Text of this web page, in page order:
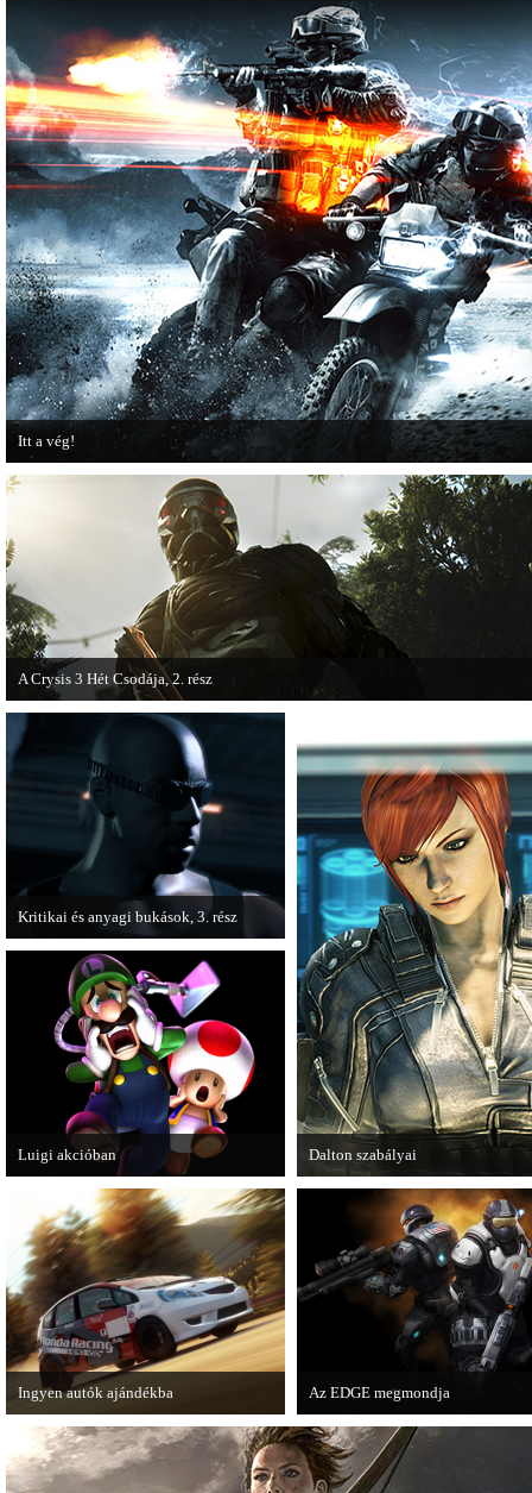
van a Ghost Recon: Future Soldier
következő epizódja.
Megjött a Lightning Returns:
Itt a vég!
Hamarosan minden infó kiderül a Battlefield 3 utolsó, End Game
A Crysis 3 Hét Csodája, 2. rész
Megjelent a Crysis 3 videosorozat második része, amely a The Hunt címet
Kritikai és anyagi bukások, 3. rész
A PC Guru "Kritikai és anyagi bukások"
című cikksorozatának utolsó részét
olvashatjuk.
Dalton szabályai
Új videóval jelentkezik az
Games játéka, a Fuse.
Luigi akcióban
A Nintendo 3DS-re készülő Luigi's
Mansion: Dark Moon újabb képeken
mutatja meg magát.
Ingyen autók ajándékba
A Forza Horizon készítői ingyenesen
letölthető autókkal kedveskednek a
játékosok számára.
Az EDGE megmondja
Az egyik leghíresebb
EDGE is elmondja, hogy szerinte
melyek voltak idén a legjobb